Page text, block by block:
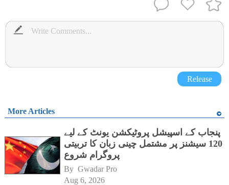
Release
More Articles
پنجاب کے اسپیشل پروٹیکشن یونٹ کے لیے
120 سیشنز پر مشتمل چینی زبان کا تربیتی
پروگرام شروع
By Gwadar Pro
Aug 6, 2026